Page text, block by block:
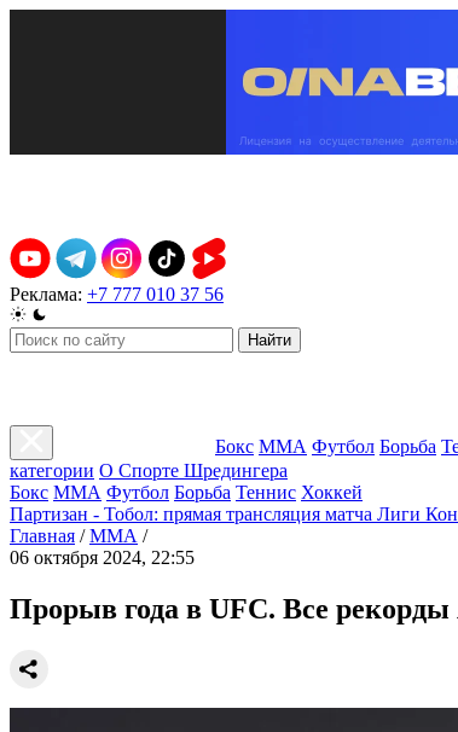
Реклама: +7 777 010 37 56
Найти
Бокс ММА Футбол Борьба
категории О Спорте Шредингера
Бокс ММА Футбол Борьба Теннис Хоккей
Партизан - Тобол: прямая трансляция матча Лиги
Главная / ММА /
06 октября 2024, 22:55
Прорыв года в UFC. Все